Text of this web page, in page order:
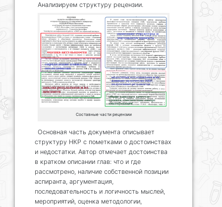
Анализируем структуру рецензии.
Составные части рецензии
Основная часть документа описывает
структуру НКР с пометками о достоинствах
и недостатки. Автор отмечает достоинства
в кратком описании глав: что и где
рассмотрено, наличие собственной позиции
аспиранта, аргументация,
последовательность и логичность мыслей,
мероприятий, оценка методологии,